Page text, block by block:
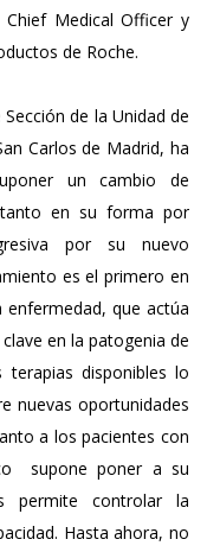
Medical Officer y
de Roche.
de la Unidad de
Carlos de Madrid, ha
un cambio de
en su forma por
por su nuevo
es el primero en
que actúa
en la patogenia de
disponibles lo
nuevas oportunidades
a los pacientes con
supone poner a su
permite controlar la
Hasta ahora, no